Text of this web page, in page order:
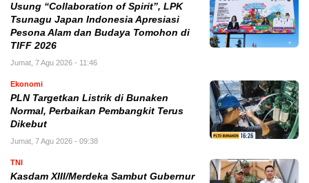
Usung “Collaboration of Spirit”, LPK
Tsunagu Japan Indonesia Apresiasi
Pesona Alam dan Budaya Tomohon di
TIFF 2026
Jumat, 7 Agu 2026 - 11:46
Ekonomi
PLN Targetkan Listrik di Bunaken
Normal, Perbaikan Pembangkit Terus
Dikebut
Jumat, 7 Agu 2026 - 09:38
TNI
Kasdam XIII/Merdeka Sambut Gubernur